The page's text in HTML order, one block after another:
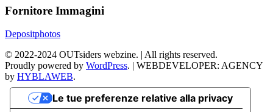
Fornitore Immagini
Depositphotos
© 2022-2024 OUTsiders webzine. | All rights reserved.
Proudly powered by WordPress. | WEBDEVELOPER: AGENCY
by HYBLAWEB.
Le tue preferenze relative alla privacy